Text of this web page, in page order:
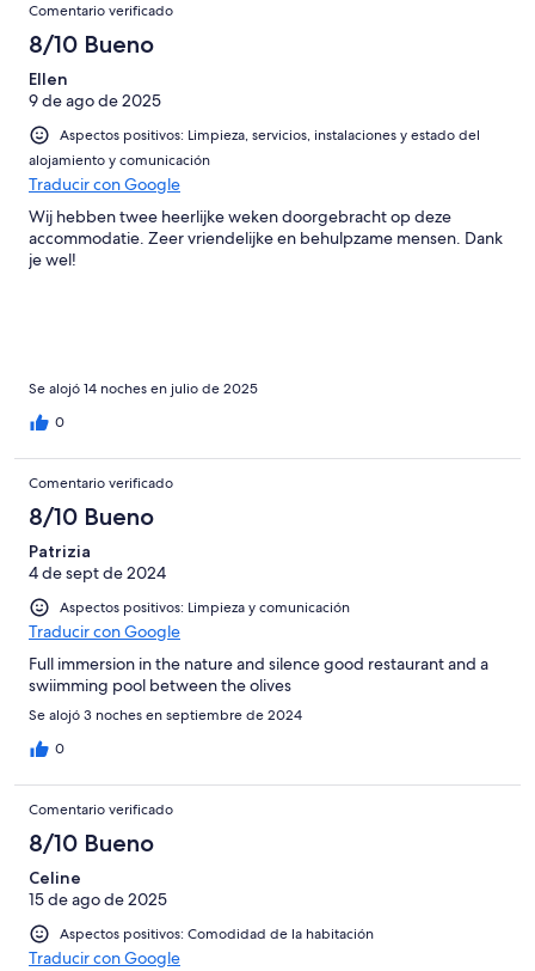
Comentario verificado
8/10 Bueno
Ellen
9 de ago de 2025
Aspectos positivos: Limpieza, servicios, instalaciones y estado del
alojamiento y comunicación
Traducir con Google
Wij hebben twee heerlijke weken doorgebracht op deze
accommodatie. Zeer vriendelijke en behulpzame mensen. Dank
je wel!
Se alojó 14 noches en julio de 2025
0
Comentario verificado
8/10 Bueno
Patrizia
4 de sept de 2024
Aspectos positivos: Limpieza y comunicación
Traducir con Google
Full immersion in the nature and silence good restaurant and a
swiimming pool between the olives
Se alojó 3 noches en septiembre de 2024
0
Comentario verificado
8/10 Bueno
Celine
15 de ago de 2025
Aspectos positivos: Comodidad de la habitación
Traducir con Google